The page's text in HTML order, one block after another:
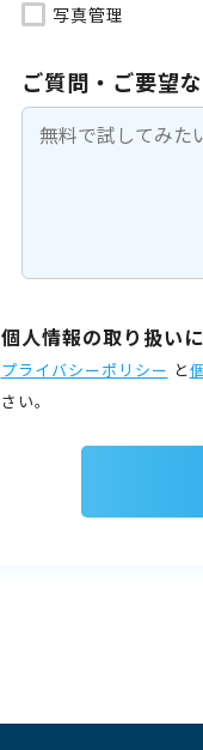
写真管理
ご質問・ご要望
個人情報の取り扱い
プライバシーポリシー と
さい。